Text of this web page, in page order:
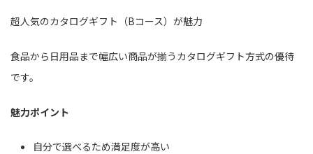
超人気のカタログギフト（Bコース）が魅力
食品から日用品まで幅広い商品が揃うカタログギフト方式の優待
です。
魅力ポイント
自分で選べるため満足度が高い